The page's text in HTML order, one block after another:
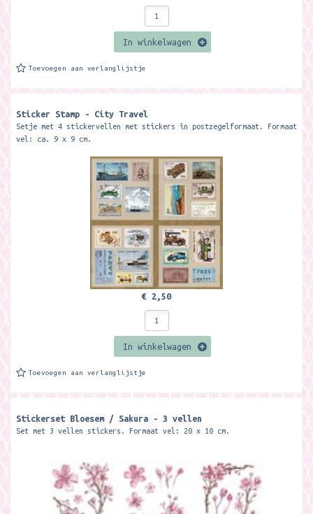
In winkelwagen
Toevoegen aan verlanglijstje
Sticker Stamp - City Travel
Setje met 4 stickervellen met stickers in postzegelformaat. Formaat
vel: ca. 9 x 9 cm.
€ 2,50
In winkelwagen
Toevoegen aan verlanglijstje
Stickerset Bloesem / Sakura - 3 vellen
Set met 3 vellen stickers. Formaat vel: 20 x 10 cm.